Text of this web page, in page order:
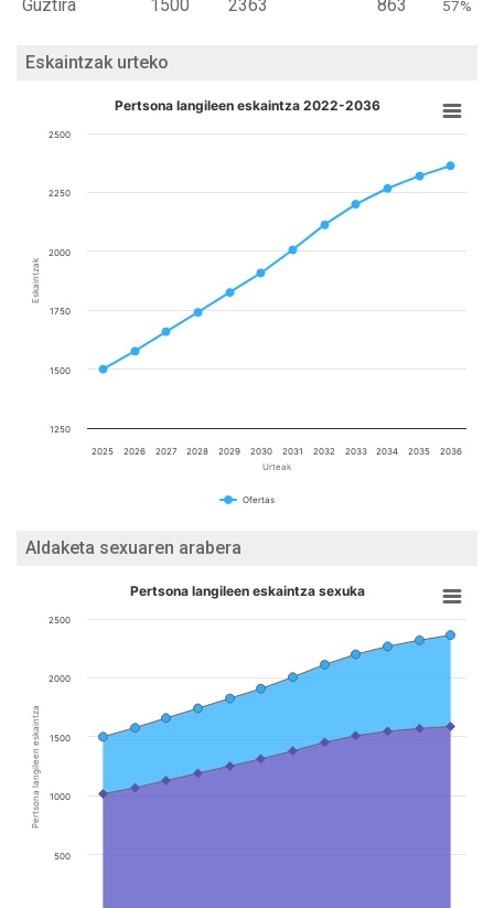
Guztira
1500 2363 863 57%
Eskaintzak urteko
Urteak
Eskaintzak
Pertsona langileen eskaintza 2022-2036
Ofertas
2025 2026 2027 2028 2029 2030 2031 2032 2033 2034 2035 2036
1250
1500
1750
2000
2250
2500
Aldaketa sexuaren arabera
Pertsona langileen eskaintza
Pertsona langileen eskaintza sexuka
500
1000
1500
2000
2500